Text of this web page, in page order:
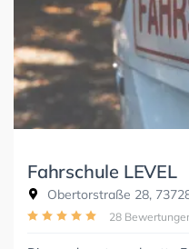
Fahrschule LEVEL
Obertorstraße 28,
28